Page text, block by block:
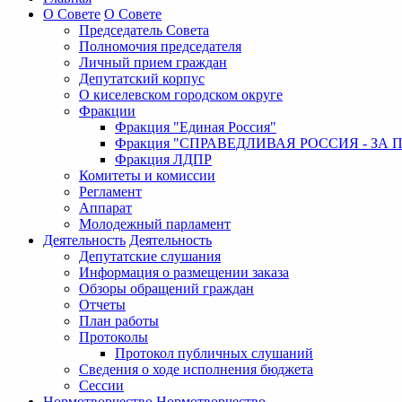
О Совете О Совете
Председатель Совета
Полномочия председателя
Личный прием граждан
Депутатский корпус
О киселевском городском округе
Фракции
Фракция "Единая Россия"
Фракция "СПРАВЕДЛИВАЯ РОССИЯ - ЗА
Фракция ЛДПР
Комитеты и комиссии
Регламент
Аппарат
Молодежный парламент
Деятельность Деятельность
Депутатские слушания
Информация о размещении заказа
Обзоры обращений граждан
Отчеты
План работы
Протоколы
Протокол публичных слушаний
Сведения о ходе исполнения бюджета
Сессии